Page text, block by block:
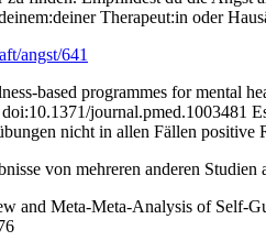
Therapeut:in oder
angst/641
based programmes for mental
journal.pmed.1003481
nicht in allen Fällen
von mehreren anderen
and Meta-Meta-Analysis of Self-